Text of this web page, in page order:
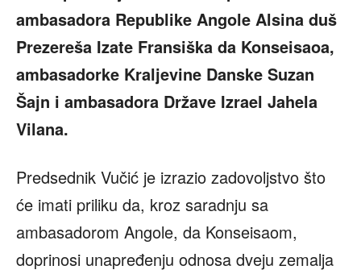
ambasadora Republike Angole Alsina duš
Prezereša Izate Fransiška da Konseisaoa,
ambasadorke Kraljevine Danske Suzan
Šajn i ambasadora Države Izrael Jahela
Vilana.
Predsednik Vučić je izrazio zadovoljstvo što
će imati priliku da, kroz saradnju sa
ambasadorom Angole, da Konseisaom,
doprinosi unapređenju odnosa dveju zemalja